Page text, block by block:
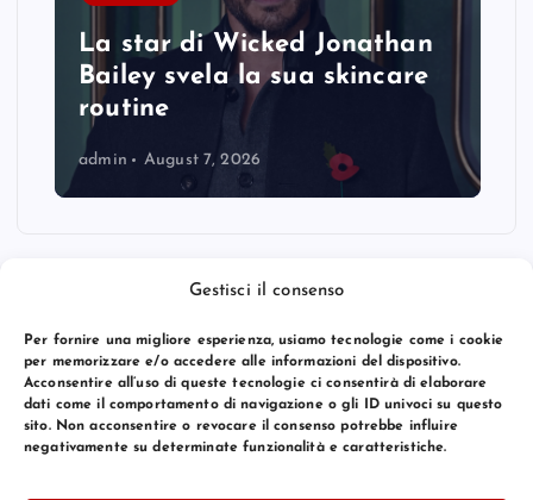
Gestisci il consenso
Per fornire una migliore esperienza, usiamo tecnologie come i cookie
per memorizzare e/o accedere alle informazioni del dispositivo.
Acconsentire all’uso di queste tecnologie ci consentirà di elaborare
dati come il comportamento di navigazione o gli ID univoci su questo
sito. Non acconsentire o revocare il consenso potrebbe influire
negativamente su determinate funzionalità e caratteristiche.
La star di Wicked Jonathan
Bailey svela la sua skincare
routine
admin August 7, 2026